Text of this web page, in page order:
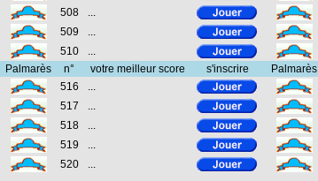
508
...
509
...
510
...
Palmarès
n° votre meilleur score s'inscrire
Palmarès
516
...
517
...
518
...
519
...
520
...